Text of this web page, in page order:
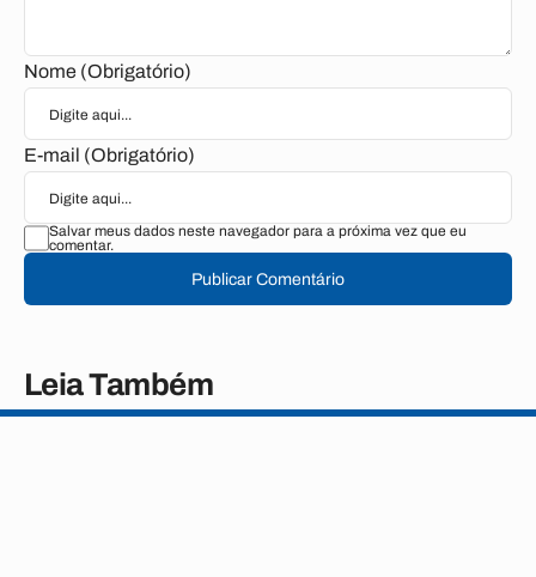
Nome (Obrigatório)
E-mail (Obrigatório)
Salvar meus dados neste navegador para a próxima vez que eu
comentar.
Publicar Comentário
Leia Também